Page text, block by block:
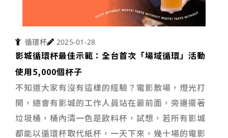
循環杯 2025-01-28
影城循環杯最佳示範：全台首次「場域循環」活動
使用5,000個杯子
不知道大家有沒有這樣的經驗？電影散場，燈光打
開，總會有影城的工作人員站在最前面，旁邊擺著
垃圾桶，桶內清一色是飲料杯，試想，若所有影城
都能以循環杯取代紙杯，一天下來，幾十場的電影